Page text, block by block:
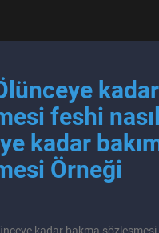
feshi nasıl
kadar
Örneği